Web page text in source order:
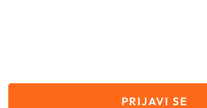
PRIJAVI SE